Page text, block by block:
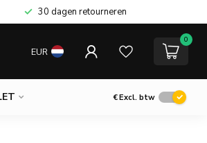
30 dagen retourneren
EUR
0
€Excl. btw